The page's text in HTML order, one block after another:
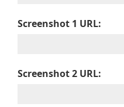
Screenshot 1 URL:
Screenshot 2 URL: